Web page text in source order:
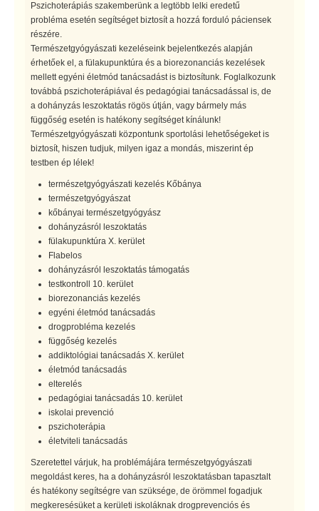
Pszichoterápiás szakemberünk a legtöbb lelki eredetű
probléma esetén segítséget biztosít a hozzá forduló páciensek
részére.
Természetgyógyászati kezeléseink bejelentkezés alapján
érhetőek el, a fülakupunktúra és a biorezonanciás kezelések
mellett egyéni életmód tanácsadást is biztosítunk. Foglalkozunk
továbbá pszichoterápiával és pedagógiai tanácsadással is, de
a dohányzás leszoktatás rögös útján, vagy bármely más
függőség esetén is hatékony segítséget kínálunk!
Természetgyógyászati központunk sportolási lehetőségeket is
biztosít, hiszen tudjuk, milyen igaz a mondás, miszerint ép
testben ép lélek!
természetgyógyászati kezelés Kőbánya
természetgyógyászat
kőbányai természetgyógyász
dohányzásról leszoktatás
fülakupunktúra X. kerület
Flabelos
dohányzásról leszoktatás támogatás
testkontroll 10. kerület
biorezonanciás kezelés
egyéni életmód tanácsadás
drogprobléma kezelés
függőség kezelés
addiktológiai tanácsadás X. kerület
életmód tanácsadás
elterelés
pedagógiai tanácsadás 10. kerület
iskolai prevenció
pszichoterápia
életviteli tanácsadás
Szeretettel várjuk, ha problémájára természetgyógyászati
megoldást keres, ha a dohányzásról leszoktatásban tapasztalt
és hatékony segítségre van szüksége, de örömmel fogadjuk
megkeresésüket a kerületi iskoláknak drogprevenciós és